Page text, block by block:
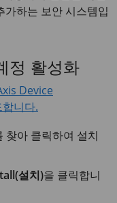
가하는 보안 시스템입
정 활성화
Device
니다.
찾아 클릭하여 설치
설치)을 클릭합니